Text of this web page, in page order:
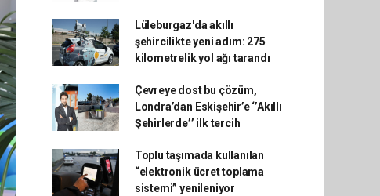
Lüleburgaz'da akıllı
şehircilikte yeni adım: 275
kilometrelik yol ağı tarandı
Çevreye dost bu çözüm,
Londra’dan Eskişehir’e ‘’Akıllı
Şehirlerde’’ ilk tercih
Toplu taşımada kullanılan
“elektronik ücret toplama
sistemi” yenileniyor